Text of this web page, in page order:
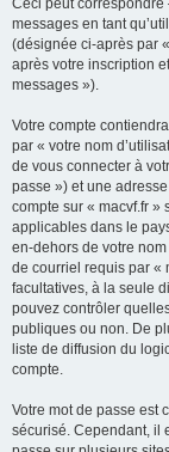
Ceci peut
messages en tant
(désignée ci-après par
après votre inscription
messages »).
Votre compte
par « votre nom
de vous connecter à
passe ») et une
compte sur « macvf.fr
applicables dans le
en-dehors de votre
de courriel requis par «
facultatives, à la seule
pouvez contrôler
publiques ou non. De
liste de diffusion du
compte.
Votre mot de passe est
sécurisé. Cependant, il